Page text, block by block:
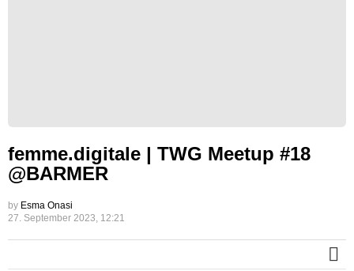
femme.digitale | TWG Meetup #18
@BARMER
by Esma Onasi
27. September 2023, 12:21